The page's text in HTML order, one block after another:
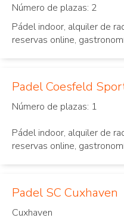
Número de plazas: 2
Pádel indoor, alquiler de
reservas online,
Padel Coesfeld
Número de plazas: 1
Pádel indoor, alquiler de
reservas online,
Padel SC Cuxhaven
Cuxhaven